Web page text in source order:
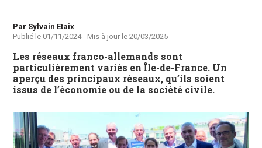
Auteur
Par Sylvain Etaix
Publié le 01/11/2024- Mis à jour le 20/03/2025
Les réseaux franco-allemands sont
particulièrement variés en Île-de-France. Un
aperçu des principaux réseaux, qu’ils soient
issus de l’économie ou de la société civile.